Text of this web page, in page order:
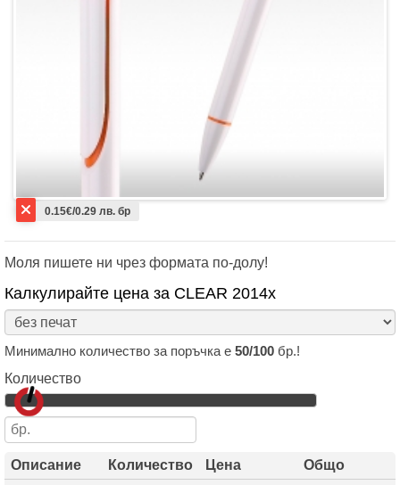
0.15€/0.29 лв. бр
Моля пишете ни чрез формата по-долу!
Калкулирайте цена за CLEAR 2014х
Минимално количество за поръчка е 50/100 бр.!
Количество
Описание Количество Цена Общо